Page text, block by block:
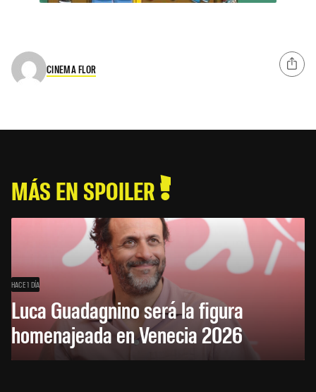
CINEMA FLOR
MÁS EN SPOILER
HACE 1 DÍA
Luca Guadagnino será la figura
homenajeada en Venecia 2026